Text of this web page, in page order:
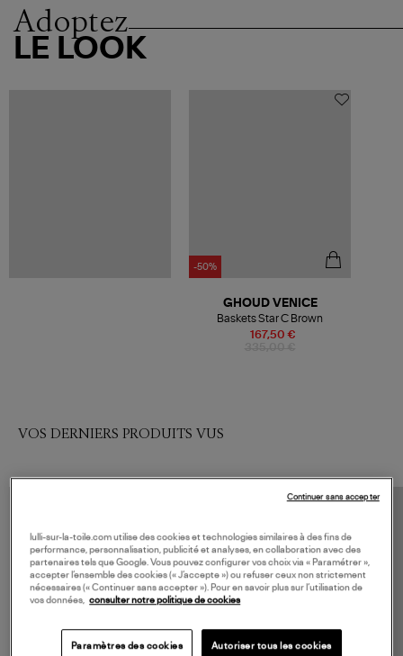
Adoptez
LE LOOK
-50%
167,50 €
GHOUD VENICE
Baskets Star C Brown
VOS DERNIERS PRODUITS VUS
lulli-sur-la-toile.com utilise des cookies et technologies similaires à des fins de
performance, personnalisation, publicité et analyses, en collaboration avec des
partenaires tels que Google. Vous pouvez configurer vos choix via « Paramétrer »,
accepter l’ensemble des cookies (« J’accepte ») ou refuser ceux non strictement
nécessaires (« Continuer sans accepter »). Pour en savoir plus sur l’utilisation de
vos données,
consulter notre politique de cookies
Paramètres des cookies Autoriser tous les cookies
Continuer sans accepter